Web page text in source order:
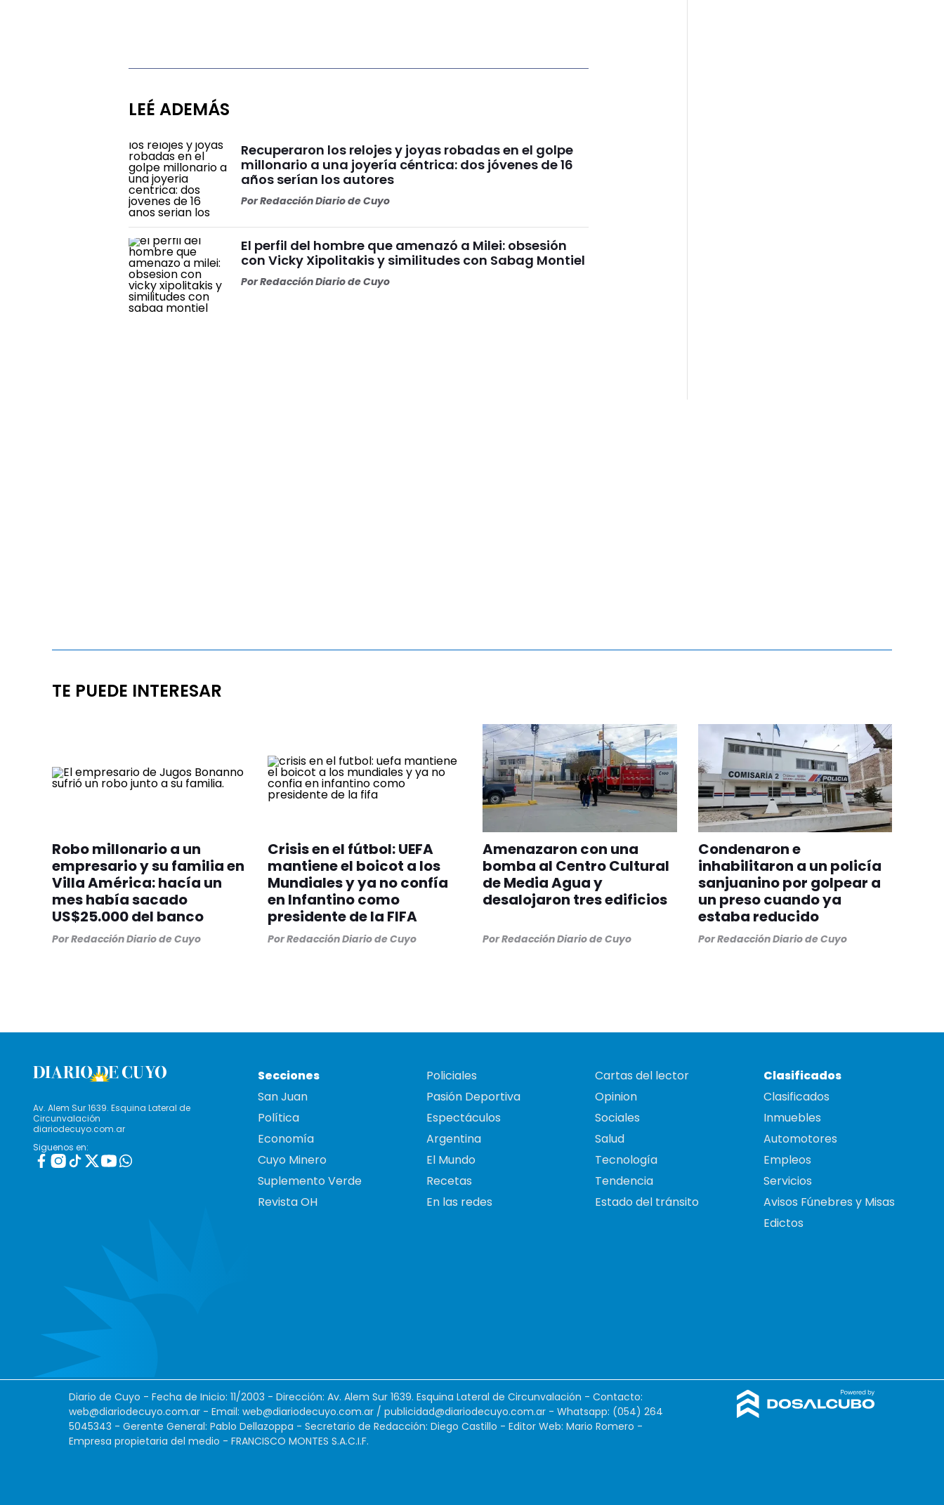
LEÉ ADEMÁS
Recuperaron los relojes y joyas robadas en el golpe
millonario a una joyería céntrica: dos jóvenes de 16
años serían los autores
PorRedacción Diario de Cuyo
El perfil del hombre que amenazó a Milei: obsesión
con Vicky Xipolitakis y similitudes con Sabag Montiel
PorRedacción Diario de Cuyo
TE PUEDE INTERESAR
Robo millonario a un
empresario y su familia en
Villa América: hacía un
mes había sacado
US$25.000 del banco
PorRedacción Diario de Cuyo
Crisis en el fútbol: UEFA
mantiene el boicot a los
Mundiales y ya no confía
en Infantino como
presidente de la FIFA
PorRedacción Diario de Cuyo
Amenazaron con una
bomba al Centro Cultural
de Media Agua y
desalojaron tres edificios
PorRedacción Diario de Cuyo
Condenaron e
inhabilitaron a un policía
sanjuanino por golpear a
un preso cuando ya
estaba reducido
PorRedacción Diario de Cuyo
Av. Alem Sur 1639. Esquina Lateral de
Circunvalación
diariodecuyo.com.ar
Siguenos en:
Secciones
San Juan
Política
Economía
Cuyo Minero
Suplemento Verde
Revista OH
Policiales
Pasión Deportiva
Espectáculos
Argentina
El Mundo
Recetas
En las redes
Cartas del lector
Opinion
Sociales
Salud
Tecnología
Tendencia
Estado del tránsito
Clasificados
Clasificados
Inmuebles
Automotores
Empleos
Servicios
Avisos Fúnebres y Misas
Edictos
Diario de Cuyo - Fecha de Inicio: 11/2003 - Dirección: Av. Alem Sur 1639. Esquina Lateral de Circunvalación - Contacto:
web@diariodecuyo.com.ar - Email: web@diariodecuyo.com.ar / publicidad@diariodecuyo.com.ar - Whatsapp: (054) 264
5045343 - Gerente General: Pablo Dellazoppa - Secretario de Redacción: Diego Castillo - Editor Web: Mario Romero -
Empresa propietaria del medio - FRANCISCO MONTES S.A.C.I.F.